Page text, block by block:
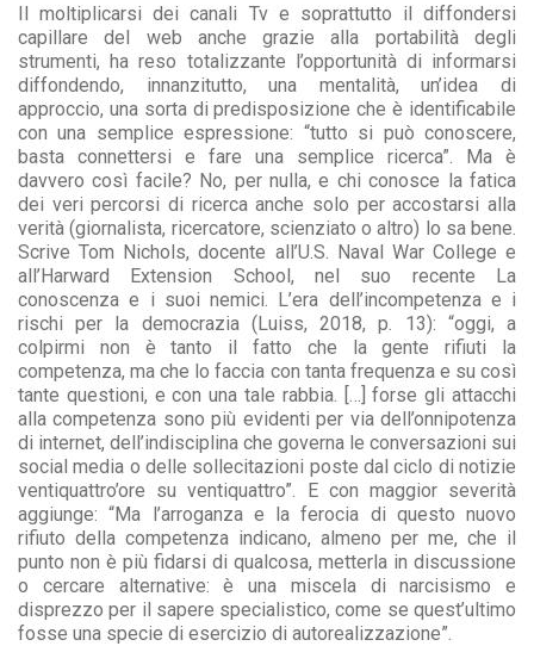
Il moltiplicarsi dei canali Tv e soprattutto il diffondersi
capillare del web anche grazie alla portabilità degli
strumenti, ha reso totalizzante l’opportunità di informarsi
diffondendo, innanzitutto, una mentalità, un’idea di
approccio, una sorta di predisposizione che è identificabile
con una semplice espressione: “tutto si può conoscere,
basta connettersi e fare una semplice ricerca”. Ma è
davvero così facile? No, per nulla, e chi conosce la fatica
dei veri percorsi di ricerca anche solo per accostarsi alla
verità (giornalista, ricercatore, scienziato o altro) lo sa bene.
Scrive Tom Nichols, docente all’U.S. Naval War College e
all’Harward Extension School, nel suo recente La
conoscenza e i suoi nemici. L’era dell’incompetenza e i
rischi per la democrazia (Luiss, 2018, p. 13): “oggi, a
colpirmi non è tanto il fatto che la gente rifiuti la
competenza, ma che lo faccia con tanta frequenza e su così
tante questioni, e con una tale rabbia. […] forse gli attacchi
alla competenza sono più evidenti per via dell’onnipotenza
di internet, dell’indisciplina che governa le conversazioni sui
social media o delle sollecitazioni poste dal ciclo di notizie
ventiquattro’ore su ventiquattro”. E con maggior severità
aggiunge: “Ma l’arroganza e la ferocia di questo nuovo
rifiuto della competenza indicano, almeno per me, che il
punto non è più fidarsi di qualcosa, metterla in discussione
o cercare alternative: è una miscela di narcisismo e
disprezzo per il sapere specialistico, come se quest’ultimo
fosse una specie di esercizio di autorealizzazione”.